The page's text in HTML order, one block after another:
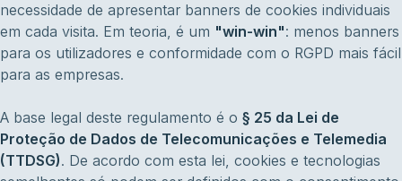
necessidade de apresentar banners de cookies individuais
em cada visita. Em teoria, é um "win-win": menos banners
para os utilizadores e conformidade com o RGPD mais fácil
para as empresas.
A base legal deste regulamento é o § 25 da Lei de
Proteção de Dados de Telecomunicações e Telemedia
(TTDSG). De acordo com esta lei, cookies e tecnologias